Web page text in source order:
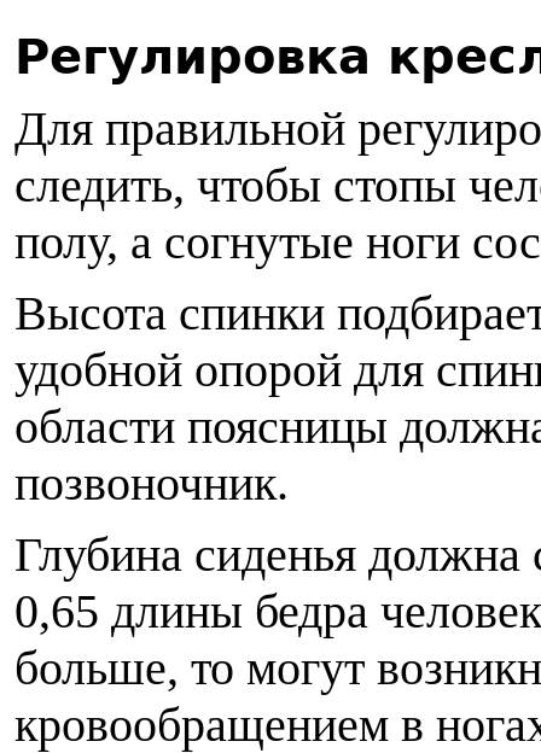
Регулировка
Для правильной
следить, чтобы стопы
полу, а согнутые ноги
Высота спинки
удобной опорой для
области поясницы
позвоночник.
Глубина сиденья должна
0,65 длины бедра
больше, то могут
кровообращением в